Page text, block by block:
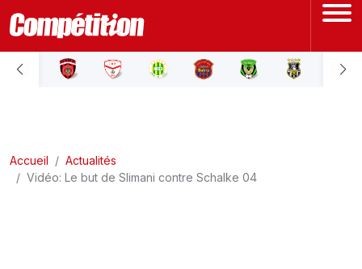
ACCUEIL
LIGUE 2
Accueil
Actualités
Vidéo: Le but de Slimani contre Schalke 04